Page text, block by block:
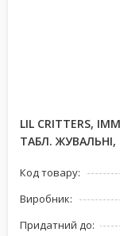
LIL CRITTERS,
ТАБЛ.
Код товару:
Виробник:
Придатний до: